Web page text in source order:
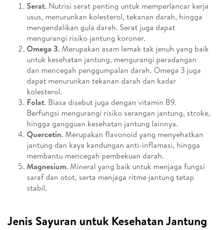
Serat. Nutrisi serat penting untuk memperlancar kerja
usus, menurunkan kolesterol, tekanan darah, hingga
mengendalikan gula darah. Serat juga dapat
mengurangi risiko jantung koroner.
Omega 3. Merupakan asam lemak tak jenuh yang baik
untuk kesehatan jantung, mengurangi peradangan
dan mencegah penggumpalan darah. Omega 3 juga
dapat menurunkan tekanan darah dan kadar
kolesterol.
Folat. Biasa disebut juga dengan vitamin B9.
Berfungsi mengurangi risiko serangan jantung, stroke,
hingga gangguan kesehatan jantung lainnya.
Quercetin. Merupakan flavonoid yang menyehatkan
jantung dan kaya kandungan anti-inflamasi, hingga
membantu mencegah pembekuan darah.
Magnesium. Mineral yang baik untuk menjaga fungsi
saraf dan otot, serta menjaga ritme jantung tetap
stabil.
Jenis Sayuran untuk Kesehatan Jantung